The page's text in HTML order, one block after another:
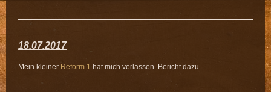
18.07.2017
Mein kleiner Reform 1 hat mich verlassen. Bericht dazu.